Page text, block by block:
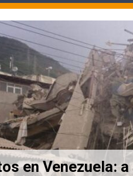
en Venezuela: a